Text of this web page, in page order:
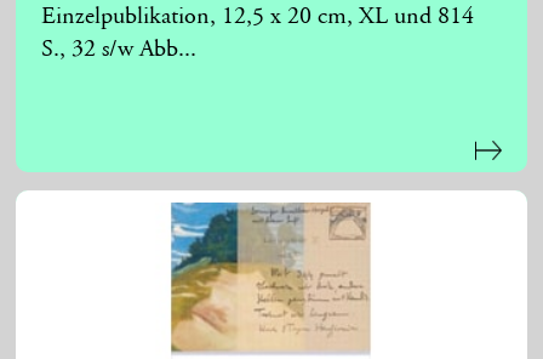
Einzelpublikation, 12,5 x 20 cm, XL und 814
S., 32 s/w Abb...